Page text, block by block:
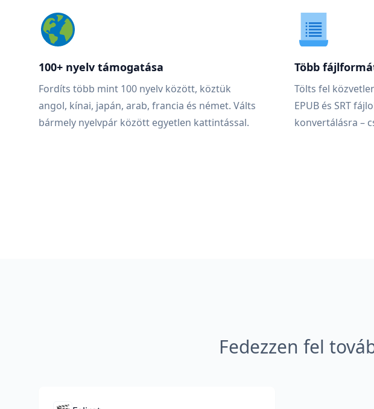
100+ nyelv támogatása
Fordíts több mint 100 nyelv között, köztük
angol, kínai, japán, arab, francia és német. Válts
bármely nyelvpár között egyetlen kattintással.
Több
Tölts fel
EPUB és SRT
konvertálásra –
Fedezzen fel